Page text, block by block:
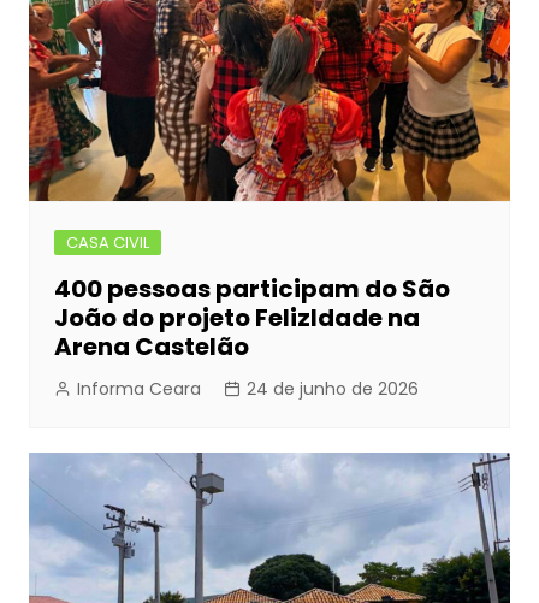
CASA CIVIL
400 pessoas participam do São
João do projeto FelizIdade na
Arena Castelão
Informa Ceara 24 de junho de 2026